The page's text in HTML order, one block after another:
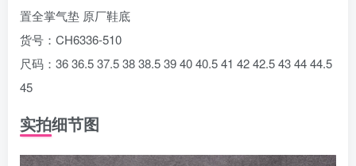
置全掌气垫 原厂鞋底
货号：CH6336-510
尺码：36 36.5 37.5 38 38.5 39 40 40.5 41 42 42.5 43 44 44.5
45
实拍细节图